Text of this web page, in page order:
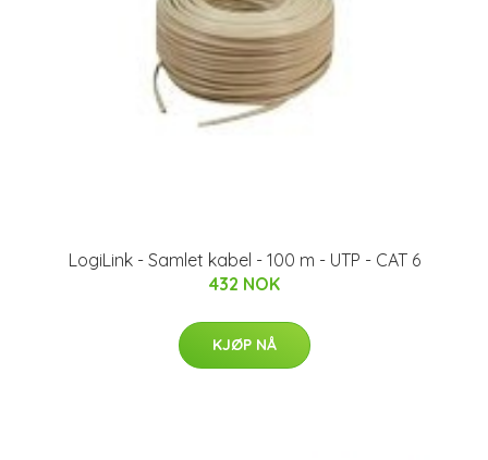
LogiLink - Samlet kabel - 100 m - UTP - CAT 6
432 NOK
KJØP NÅ